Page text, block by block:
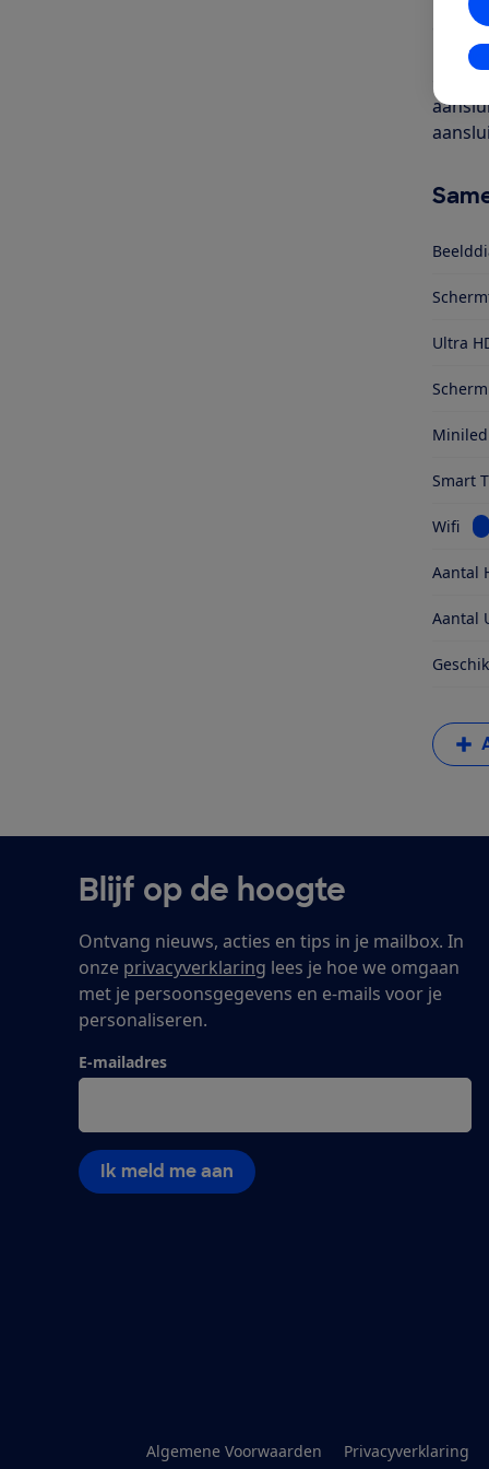
een
Ultra
Miniled
Smart
Wifi
Aantal
Aantal
Blijf op de hoogte
Ontvang nieuws, acties en tips in je mailbox. In
onze privacyverklaring lees je hoe we omgaan
met je persoonsgegevens en e-mails voor je
personaliseren.
E-mailadres
Ik meld me aan
Algemene Voorwaarden Privacyverklaring